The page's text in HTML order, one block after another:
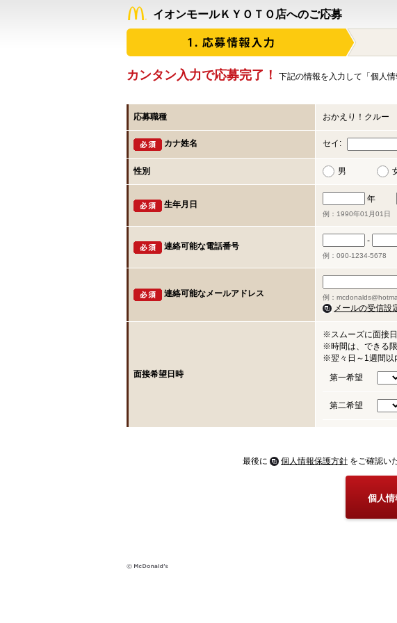
イオンモールＫＹＯＴＯ店へのご応募
カンタン入力で応募完了！ 下記の情報を入力して「個人
応募職種 おかえり！クルー
カナ姓名 セイ:
性別 男
生年月日
年
例：1990年01月01日
連絡可能な電話番号
-
例：090-1234-5678
連絡可能なメールアドレス 例：
メールの受信設
面接希望日時
※スムーズに面接
※時間は、できる
※翌々日～1週間以
第一希望
第二希望
最後に 個人情報保護方針 をご確認い
個人情